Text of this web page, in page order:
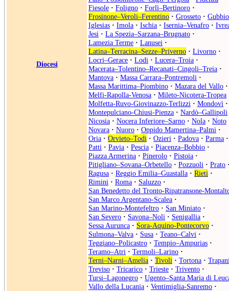
Diocesi
Fiesole · Foligno · Forlì–Bertinoro ·
Frosinone–Veroli–Ferentino · Grosseto · Gubbio
Iglesias · Imola · Ischia · Isernia–Venafro ·
Jesi · La Spezia–Sarzana–Brugnato ·
Lamezia Terme · Lanusei ·
Latina–Terracina–Sezze–Priverno · Livorno ·
Locri–Gerace · Lodi · Lucera–Troia ·
Macerata–Tolentino–Recanati–Cingoli–Treia ·
Mantova · Massa Carrara–Pontremoli ·
Massa Marittima–Piombino · Mazara del Vallo ·
Melfi-Rapolla-Venosa · Mileto-Nicotera-Tropea
Molfetta-Ruvo-Giovinazzo-Terlizzi · Mondovì ·
Montepulciano-Chiusi-Pienza · Nardò–Gallipoli
Nicosia · Nocera Inferiore–Sarno · Nola · Noto
Novara · Nuoro · Oppido Mamertina–Palmi ·
Oria · Orvieto–Todi · Ozieri · Padova · Parma ·
Patti · Pavia · Pescia · Piacenza–Bobbio ·
Piazza Armerina · Pinerolo · Pistoia ·
Pitigliano–Sovana–Orbetello · Pozzuoli · Prato
Ragusa · Reggio Emilia–Guastalla · Rieti ·
Rimini · Roma · Saluzzo ·
San Benedetto del Tronto-Ripatransone-
San Marco Argentano-Scalea ·
San Marino-Montefeltro · San Miniato ·
San Severo · Savona–Noli · Senigallia ·
Sessa Aurunca · Sora-Aquino-Pontecorvo ·
Sulmona–Valva · Susa · Teano–Calvi ·
Teggiano–Policastro · Tempio–Ampurias ·
Teramo–Atri · Termoli–Larino ·
Terni–Narni–Amelia · Tivoli · Tortona ·
Treviso · Tricarico · Trieste · Trivento ·
Tursi–Lagonegro · Ugento–Santa Maria di
Vallo della Lucania · Ventimiglia-Sanremo ·